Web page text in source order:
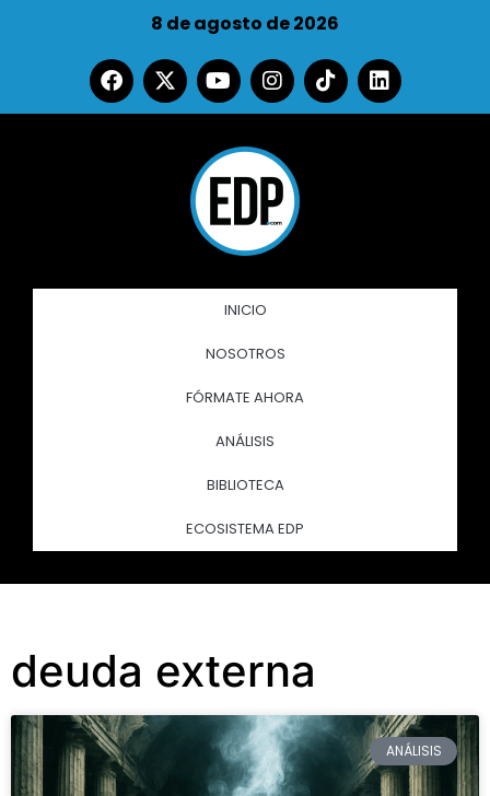
8 de agosto de 2026
INICIO
NOSOTROS
FÓRMATE AHORA
ANÁLISIS
BIBLIOTECA
ECOSISTEMA EDP
deuda externa
ANÁLISIS